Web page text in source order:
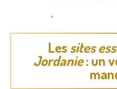
,
Lessites
Jordanie: un